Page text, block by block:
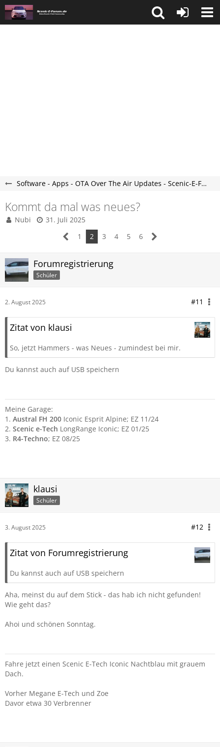
Software - Apps - OTA Over The Air Updates - Scenic-E-Forum
Kommt da mal was neues?
Nubi
31. Juli 2025
1
2 3 4 5 6
Forumregistrierung
Schüler
2. August 2025 #11
Zitat von klausi
So, jetzt Hammers - was Neues - zumindest bei mir.
Du kannst auch auf USB speichern
Meine Garage:
1. Austral FH 200 Iconic Esprit Alpine; EZ 11/24
2. Scenic e-Tech LongRange Iconic; EZ 01/25
3. R4-Techno; EZ 08/25
klausi
Schüler
3. August 2025 #12
Zitat von Forumregistrierung
Du kannst auch auf USB speichern
Aha, meinst du auf dem Stick - das hab ich nicht gefunden!
Wie geht das?
Ahoi und schönen Sonntag.
Fahre jetzt einen Scenic E-Tech Iconic Nachtblau mit grauem
Dach.
Vorher Megane E-Tech und Zoe
Davor etwa 30 Verbrenner